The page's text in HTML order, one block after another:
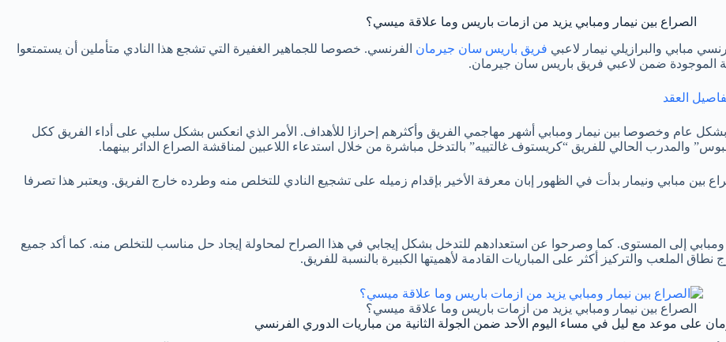
الصراع بين نيمار ومبابي يزيد من ازمات باريس وما علاقة ميسي؟
مبابي والبرازيلي نيمار لاعبي فريق باريس سان جيرمان الفرنسي. خصوصا للجماهير الغفيرة التي تشجع هذا النادي متأملين أن يستمتعوا
الموجودة ضمن لاعبي فريق باريس سان جيرمان.
العقد
عام وخصوصا بين نيمار ومبابي أشهر مهاجمي الفريق وأكثرهم إحرازا للأهداف. الأمر الذي انعكس بشكل سلبي على أداء الفريق ككل
والمدرب الحالي للفريق “كريستوف غالتييه” بالتدخل مباشرة من خلال استدعاء اللاعبين لمناقشة الصراع الدائر بينهما.
مبابي ونيمار بدأت في الظهور إبان معرفة الأخير بإقدام زميله على تشجيع النادي للتخلص منه وطرده خارج الفريق. ويعتبر هذا تصرفا
ومبابي إلى المستوى. كما وصرحوا عن استعدادهم للتدخل بشكل إيجابي في هذا الصراح لمحاولة إيجاد حل مناسب للتخلص منه. كما أكد جميع
والتركيز أكثر على المباريات القادمة لأهميتها الكبيرة بالنسبة للفريق.
الصراع بين نيمار ومبابي يزيد من ازمات باريس وما علاقة ميسي؟
على موعد مع ليل في مساء اليوم الأحد ضمن الجولة الثانية من مباريات الدوري الفرنسي